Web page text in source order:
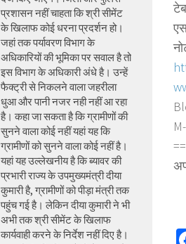
प्रशासन नहीं चाहता कि श्री सीमेंट
के खिलाफ कोई धरना प्रदर्शन हो।
जहां तक पर्यावरण विभाग के
अधिकारियों की भूमिका पर सवाल है तो
इस विभाग के अधिकारी अंधे है। उन्हें
फैक्ट्री से निकलने वाला जहरीला
धुआ और पानी नजर नही नहीं आ रहा
है। कहा जा सकता है कि ग्रामीणों की
सुनने वाला कोई नहीं यहां यह कि
ग्रामीणों को सुनने वाला कोई नहीं है।
यहां यह उल्लेखनीय है कि ब्यावर की
प्रभारी राज्य के उपमुख्यमंत्री दीया
कुमारी है, ग्रामीणों को पीड़ा मंत्री तक
पहुंच गई है। लेकिन दीया कुमारी ने भी
अभी तक श्री सीमेंट के खिलाफ
कार्यवाही करने के निर्देश नहीं दिए है।